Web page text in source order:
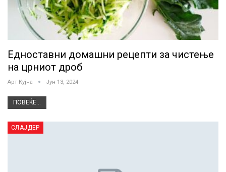
Едноставни домашни рецепти за чистење
на црниот дроб
Арт Кујна Јун 13, 2024
ПОВЕЌЕ...
СЛАЈДЕР